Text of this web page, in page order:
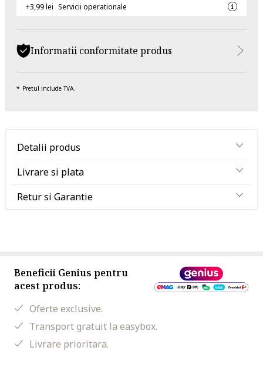
+3,99 lei Servicii operationale
Informatii conformitate produs
Pretul include TVA.
Detalii produs
Livrare si plata
Retur si Garantie
Beneficii Genius pentru
acest produs:
Oferte exclusive.
Transport gratuit la easybox.
Livrare prioritara.